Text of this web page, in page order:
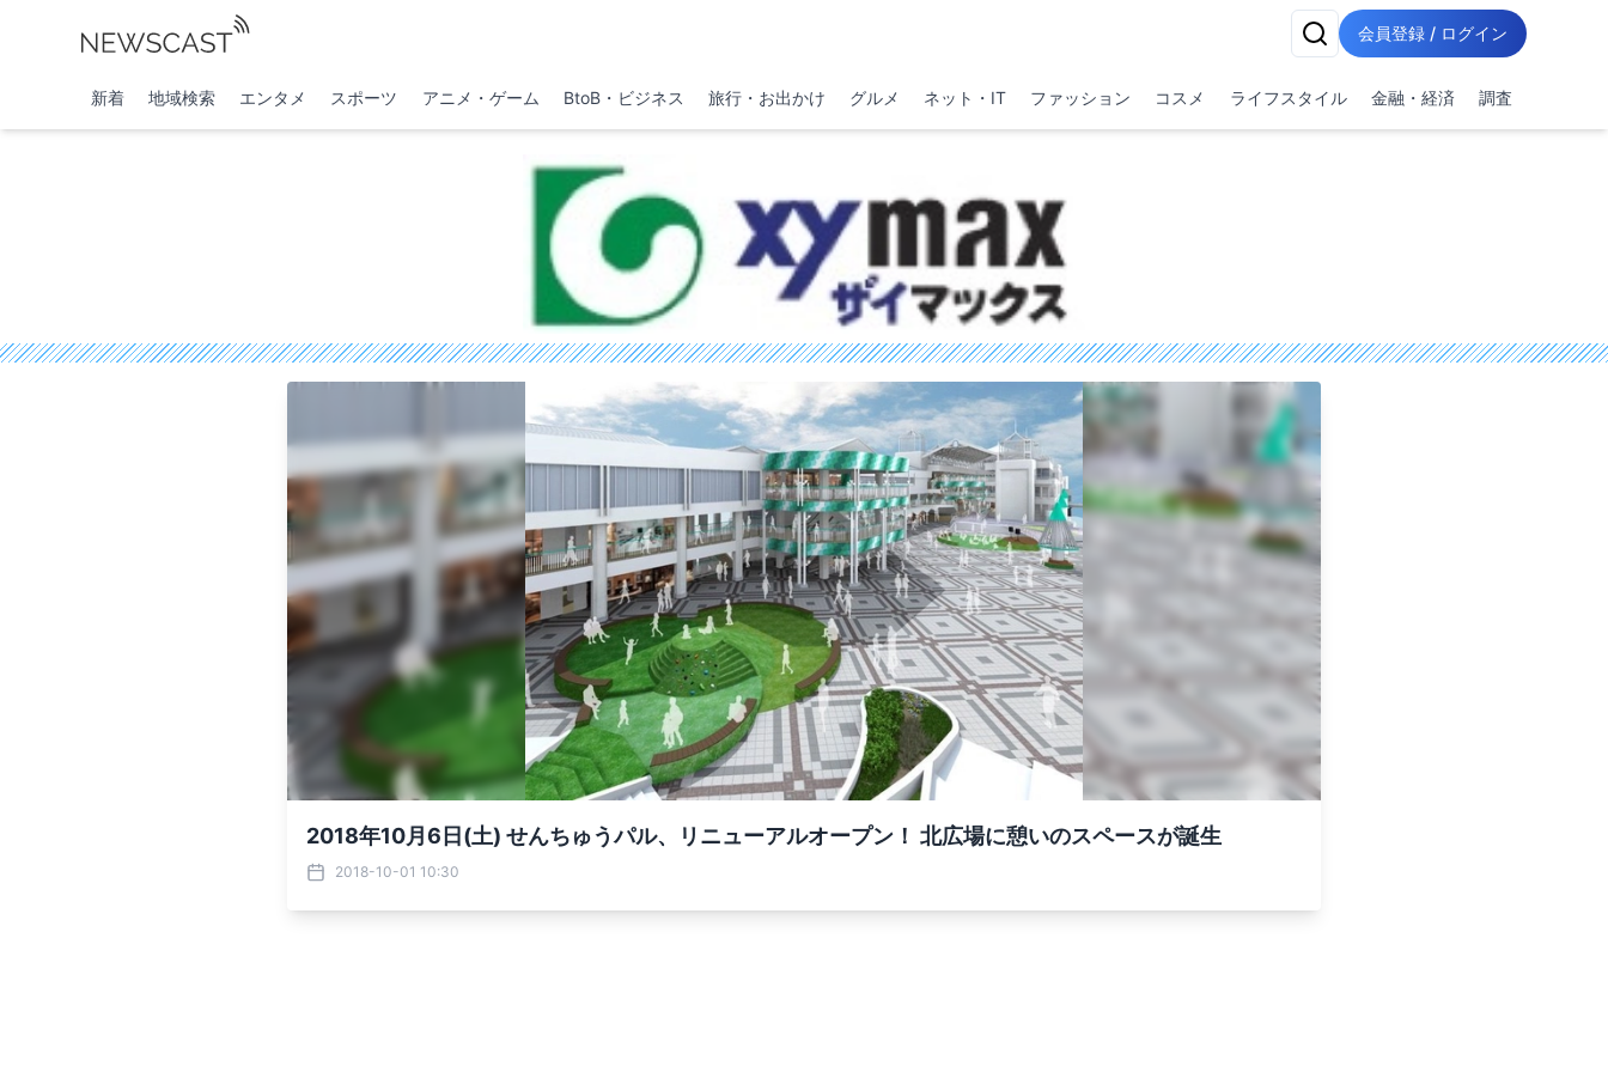
会員登録 / ログイン
新着 地域検索 エンタメ スポーツ アニメ・ゲーム BtoB・ビジネス 旅行・お出かけ グルメ ネット・IT ファッション コスメ ライフスタイル 金融・経済 調査
2018年10月6日(土) せんちゅうパル、リニューアルオープン！ 北広場に憩いのスペースが誕生
2018-10-01 10:30